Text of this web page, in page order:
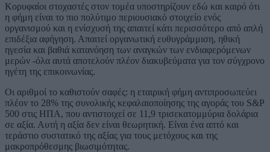
Κορυφαίοι στοχαστές στον τομέα υποστηρίζουν εδώ και καιρό ότι
η φήμη είναι το πιο πολύτιμο περιουσιακό στοιχείο ενός
οργανισμού και η ενίσχυσή της απαιτεί κάτι περισσότερο από απλή
επιδέξια αφήγηση. Απαιτεί οργανωτική ευθυγράμμιση, ηθική
ηγεσία και βαθιά κατανόηση των αναγκών των ενδιαφερόμενων
μερών -όλα αυτά αποτελούν πλέον διακυβεύματα για τον σύγχρονο
ηγέτη της επικοινωνίας.
Οι αριθμοί το καθιστούν σαφές: η εταιρική φήμη αντιπροσωπεύει
πλέον το 28% της συνολικής κεφαλαιοποίησης της αγοράς του S&P
500 στις ΗΠΑ, που αντιστοιχεί σε 11,9 τρισεκατομμύρια δολάρια
σε αξία. Αυτή η αξία δεν είναι θεωρητική. Είναι ένα απτό και
τεράστιο συστατικό της αξίας για τους μετόχους και της
μακροπρόθεσμης βιωσιμότητας.